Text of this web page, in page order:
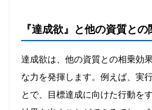
『達成欲』と他の資質との
達成欲は、他の資質との相乗効
な力を発揮します。例えば、実
とで、目標達成に向けた行動を